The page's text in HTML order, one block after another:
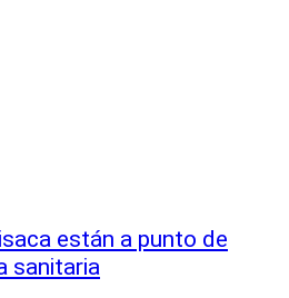
están a punto de
sanitaria